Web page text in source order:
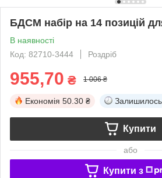
БДСМ набір на 14 позицій
В наявності
Код: 82710-3444
Роздріб
955,70 ₴ 1 006 ₴
Економія 50.30 ₴ Залишилось
Купити
або
Купити з